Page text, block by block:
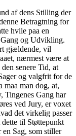
af dens Stilling der
Betragtning for
hvile paa en
og Udvikling.
gjældende, vil
nærmest være at
senere Tid, at
og valgfrit for de
maa man dog, at,
Tingenes Gang har
ved Jury, er voxet
det virkelig passer
til Støttepunkt
Sag, som stiller